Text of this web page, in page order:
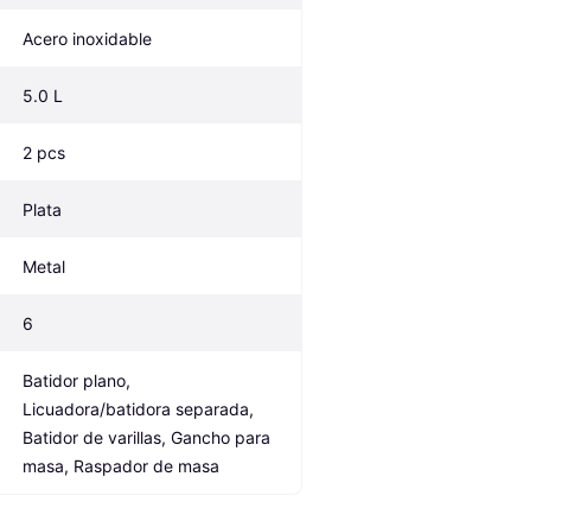
Acero inoxidable
5.0 L
2 pcs
Plata
Metal
6
Batidor plano,
Licuadora/batidora separada,
Batidor de varillas, Gancho para
masa, Raspador de masa